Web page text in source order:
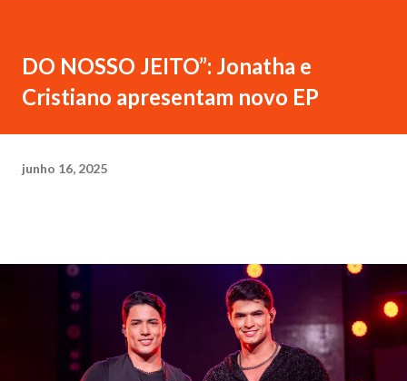
DO NOSSO JEITO”: Jonatha e
Cristiano apresentam novo EP
junho 16, 2025